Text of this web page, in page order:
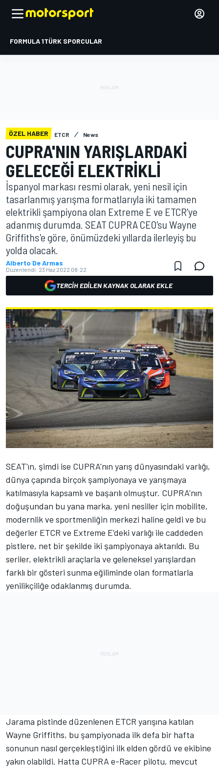
FORMULA 1TÜRK SPORCULAR
ÖZEL HABER ETCR News
CUPRA'NIN YARIŞLARDAKI
GELECEĞI ELEKTRIKLI
İspanyol markası resmi olarak, yeni nesil için
tasarlanmış yarışma formatlarıyla iki tamamen
elektrikli şampiyona olan Extreme E ve ETCR'ye
adanmış durumda. SEAT CUPRA CEO'su Wayne
Griffiths'e göre, önümüzdeki yıllarda ilerleyiş bu
yolda olacak.
Alberto De Armas
Düzenlendi: 23 Haz 2022 08:22
TERCIH EDILEN KAYNAK OLARAK EKLE
SEAT'ın, şimdi ise CUPRA'nın yarış dünyasındaki varlığı,
dünya çapında birçok şampiyonaya ve yarışmaya
katılmasıyla kapsamlı ve başarılı olmuştur. CUPRA'nın
doğuşundan bu yana marka, yeni nesiller için mobilite,
modernlik ve sportmenliğin merkezi haline geldi ve bu
değerler ETCR ve Extreme E'deki varlığı ile caddeden
pistlere, net bir şekilde iki şampiyonaya aktarıldı. Bu
seriler, elektrikli araçlarla ve geleneksel yarışlardan
farklı bir gösteri sunma eğiliminde olan formatlarla
yenilikçiliğe odaklanmış durumda.
Jarama pistinde düzenlenen ETCR yarışına katılan
Wayne Griffiths, bu şampiyonada ilk defa bir hafta
sonunun nasıl gerçekleştiğini ilk elden gördü ve ekibine
yakın olabildi. Hatta CUPRA e-Racer pilotu, mevcut